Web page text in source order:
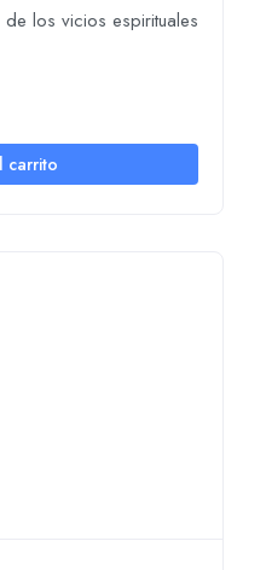
los vicios espirituales
carrito